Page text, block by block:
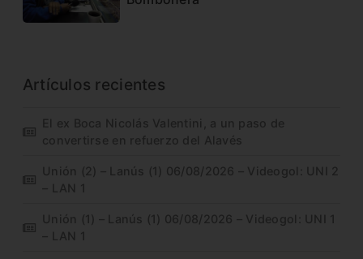
Artículos recientes
El ex Boca Nicolás Valentini, a un paso de
convertirse en refuerzo del Alavés
Unión (2) – Lanús (1) 06/08/2026 – Videogol: UNI 2
– LAN 1
Unión (1) – Lanús (1) 06/08/2026 – Videogol: UNI 1
– LAN 1